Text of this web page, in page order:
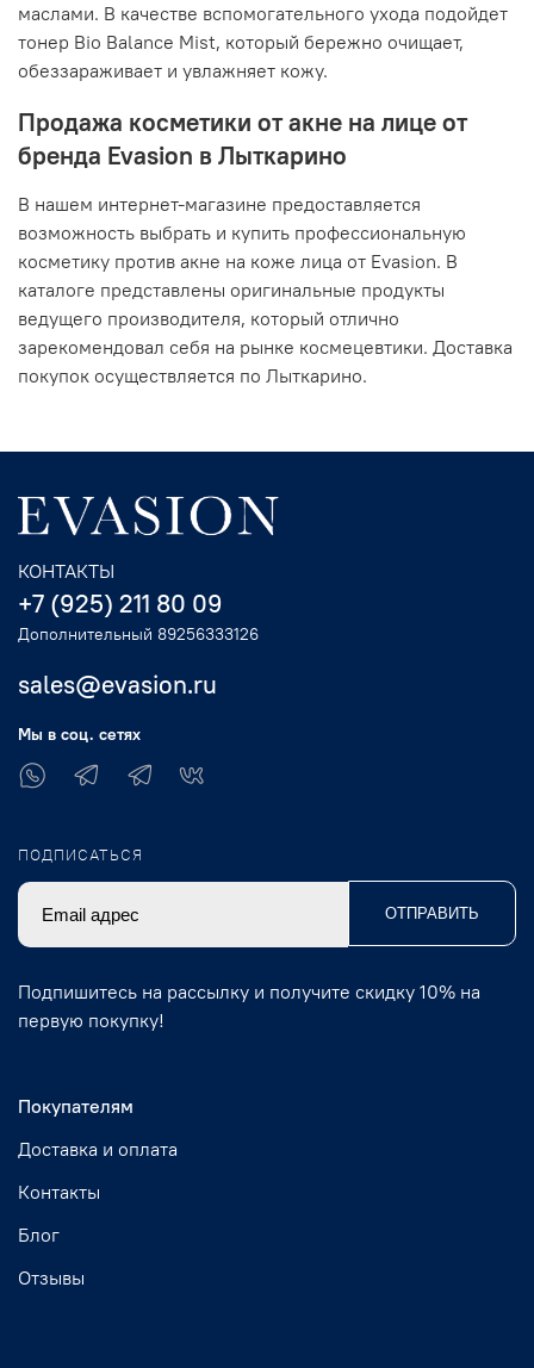
маслами. В качестве вспомогательного ухода подойдет
тонер Bio Balance Mist, который бережно очищает,
обеззараживает и увлажняет кожу.
Продажа косметики от акне на лице от
бренда Evasion в Лыткарино
В нашем интернет-магазине предоставляется
возможность выбрать и купить профессиональную
косметику против акне на коже лица от Evasion. В
каталоге представлены оригинальные продукты
ведущего производителя, который отлично
зарекомендовал себя на рынке космецевтики. Доставка
покупок осуществляется по Лыткарино.
Покупателям
Доставка и оплата
Контакты
Блог
Отзывы
КОНТАКТЫ
+7 (925) 211 80 09
Дополнительный 89256333126
sales@evasion.ru
Мы в соц. сетях
ПОДПИСАТЬСЯ
ОТПРАВИТЬ
Подпишитесь на рассылку и получите скидку 10% на
первую покупку!